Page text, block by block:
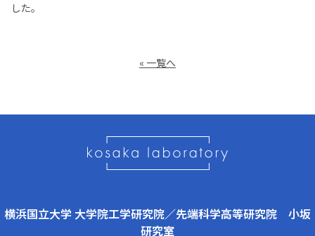
した。
« 一覧へ
横浜国立大学 大学院工学研究院／先端科学高等研究院 小坂
研究室